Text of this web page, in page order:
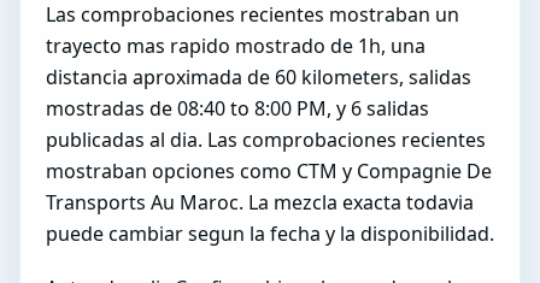
Las comprobaciones recientes mostraban un
trayecto mas rapido mostrado de 1h, una
distancia aproximada de 60 kilometers, salidas
mostradas de 08:40 to 8:00 PM, y 6 salidas
publicadas al dia. Las comprobaciones recientes
mostraban opciones como CTM y Compagnie De
Transports Au Maroc. La mezcla exacta todavia
puede cambiar segun la fecha y la disponibilidad.